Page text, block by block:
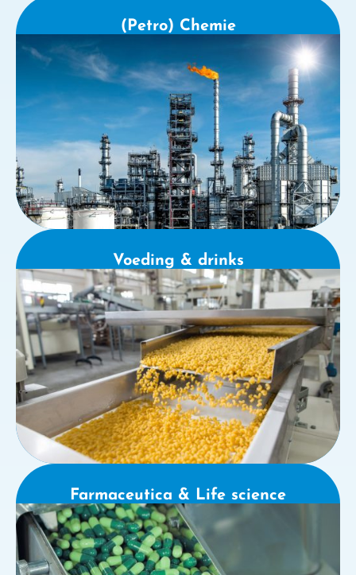
(Petro) Chemie
Voeding & drinks
Farmaceutica & Life science